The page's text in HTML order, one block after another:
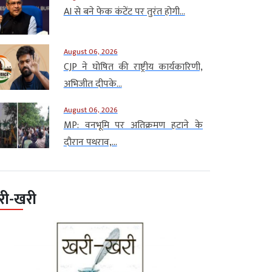
AI से बने फेक कंटेंट पर तुरंत होगी...
August 06, 2026
CJP ने घोषित की राष्ट्रीय कार्यकारिणी,
अभिजीत दीपके...
August 06, 2026
MP: वनभूमि पर अतिक्रमण हटाने के
दौरान पथराव,...
खरी